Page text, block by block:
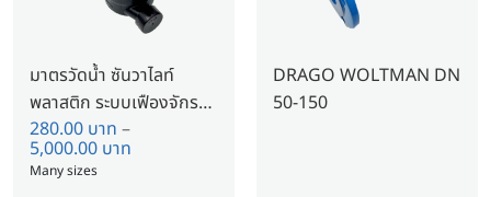
มาตรวัดน้ำ ซันวาไลท์
พลาสติก ระบบเฟืองจักร
ชั้นเดียว 1/2″
280.00 บาท –
5,000.00 บาท
Many sizes
DRAGO WOLTMAN DN
50-150